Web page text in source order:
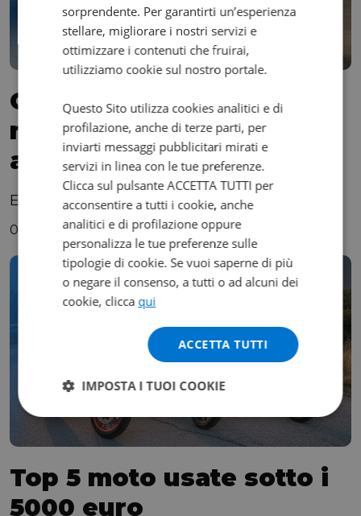
Come controllare una
moto usata prima di
acquistarla
E come farlo al meglio
08/11/2025 |Redazione Rattix
Guida all'acquisto
Top 5 moto usate sotto i
5000 euro
sorprendente. Per garantirti un’esperienza
stellare, migliorare i nostri servizi e
ottimizzare i contenuti che fruirai,
utilizziamo cookie sul nostro portale.
Questo Sito utilizza cookies analitici e di
profilazione, anche di terze parti, per
inviarti messaggi pubblicitari mirati e
servizi in linea con le tue preferenze.
Clicca sul pulsante ACCETTA TUTTI per
acconsentire a tutti i cookie, anche
analitici e di profilazione oppure
personalizza le tue preferenze sulle
tipologie di cookie. Se vuoi saperne di più
o negare il consenso, a tutti o ad alcuni dei
cookie, clicca qui
ACCETTA TUTTI
IMPOSTA I TUOI COOKIE